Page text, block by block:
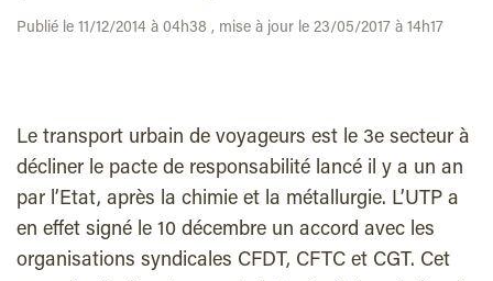
Publié le 11/12/2014 à 04h38 , mise à jour le 23/05/2017 à 14h17
Le transport urbain de voyageurs est le 3e secteur à
décliner le pacte de responsabilité lancé il y a un an
par l’Etat, après la chimie et la métallurgie. L’UTP a
en effet signé le 10 décembre un accord avec les
organisations syndicales CFDT, CFTC et CGT. Cet